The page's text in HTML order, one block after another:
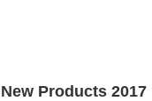
New Products 2017